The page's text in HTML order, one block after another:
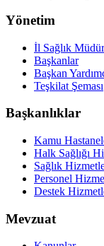
Yönetim
İl Sağlık
Başkanlar
Başkan
Teşkilat Şeması
Başkanlıklar
Kamu
Halk Sağlığı
Sağlık
Personel
Destek
Mevzuat